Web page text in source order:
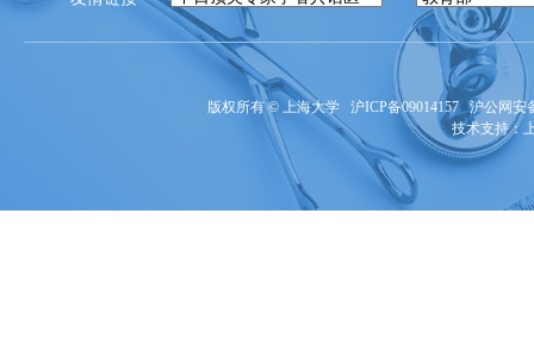
版权所有 © 上海大学 沪ICP备09014157 沪公网安
技术支持：